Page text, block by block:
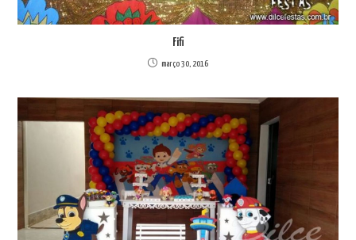
Fifi
março 30, 2016